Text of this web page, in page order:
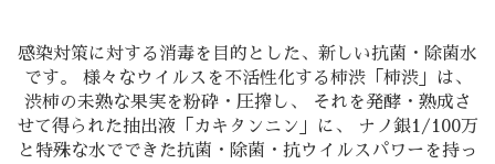
感染対策に対する消毒を目的とした、新しい抗菌・除菌水
です。 様々なウイルスを不活性化する柿渋「柿渋」は、
渋柿の未熟な果実を粉砕・圧搾し、 それを発酵・熟成さ
せて得られた抽出液「カキタンニン」に、 ナノ銀1/100万
と特殊な水でできた抗菌・除菌・抗ウイルスパワーを持っ